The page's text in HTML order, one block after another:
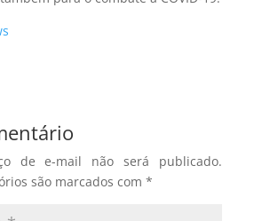
de e-mail não será publicado.
são marcados com *